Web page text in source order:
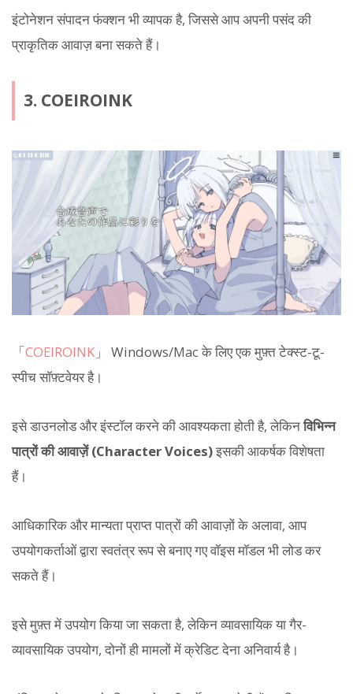
इंटोनेशन संपादन फंक्शन भी व्यापक है, जिससे आप अपनी पसंद की
प्राकृतिक आवाज़ बना सकते हैं।
3. COEIROINK
「COEIROINK 」 Windows/Mac के लिए एक मुफ़्त टेक्स्ट-टू-
स्पीच सॉफ़्टवेयर है।
इसे डाउनलोड और इंस्टॉल करने की आवश्यकता होती है, लेकिनविभिन्न
पात्रों की आवाज़ें (Character Voices)इसकी आकर्षक विशेषता
हैं।
आधिकारिक और मान्यता प्राप्त पात्रों की आवाज़ों के अलावा, आप
उपयोगकर्ताओं द्वारा स्वतंत्र रूप से बनाए गए वॉइस मॉडल भी लोड कर
सकते हैं।
इसे मुफ़्त में उपयोग किया जा सकता है, लेकिन व्यावसायिक या गैर-
व्यावसायिक उपयोग, दोनों ही मामलों में क्रेडिट देना अनिवार्य है।